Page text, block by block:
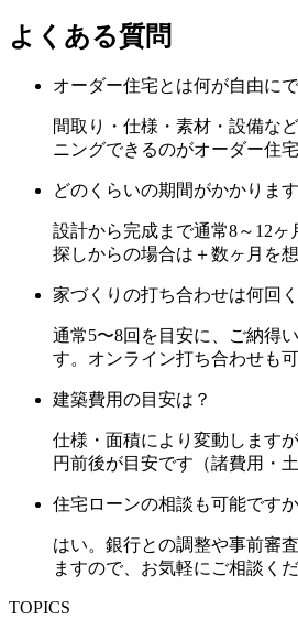
よくある質問
オーダー住宅とは何が自由に
間取り・仕様・素材・設備な
ニングできるのがオーダー住
どのくらいの期間がかかりま
設計から完成まで通常8～12
探しからの場合は＋数ヶ月を
家づくりの打ち合わせは何回
通常5〜8回を目安に、ご納得
す。オンライン打ち合わせも可
建築費用の目安は？
仕様・面積により変動します
円前後が目安です（諸費用・土
住宅ローンの相談も可能です
はい。銀行との調整や事前審
ますので、お気軽にご相談くだ
TOPICS